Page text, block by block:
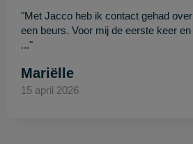
"Met Jacco heb ik contact gehad
een beurs. Voor mij de eerste keer
..."
Mariëlle
15 april 2026